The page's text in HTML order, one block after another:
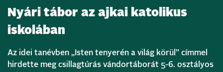
Nyári tábor az ajkai katolikus
iskolában
Az idei tanévben „Isten tenyerén a világ körül” címmel
hirdette meg csillagtúrás vándortáborát 5-6. osztályos